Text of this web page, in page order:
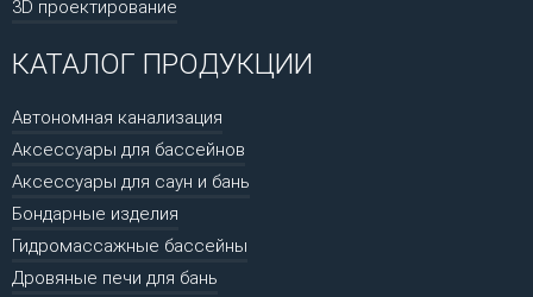
3D проектирование
КАТАЛОГ ПРОДУКЦИИ
Автономная канализация
Аксессуары для бассейнов
Аксессуары для саун и бань
Бондарные изделия
Гидромассажные бассейны
Дровяные печи для бань